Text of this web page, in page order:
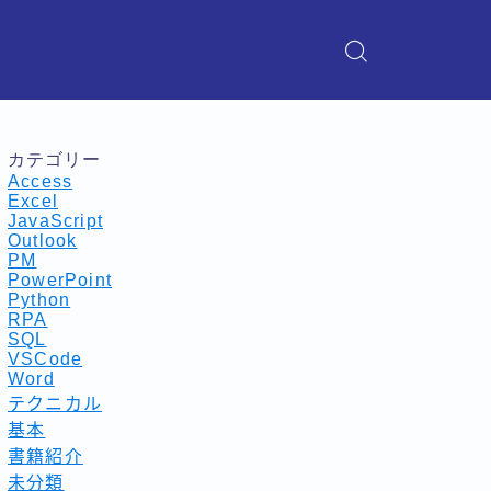
カテゴリー
Access
Excel
JavaScript
Outlook
PM
PowerPoint
Python
RPA
SQL
VSCode
Word
テクニカル
基本
書籍紹介
未分類